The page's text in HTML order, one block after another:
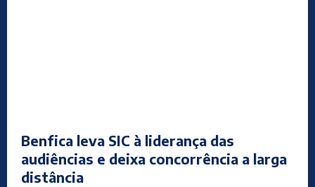
Benfica leva SIC à liderança das
audiências e deixa concorrência a larga
distância